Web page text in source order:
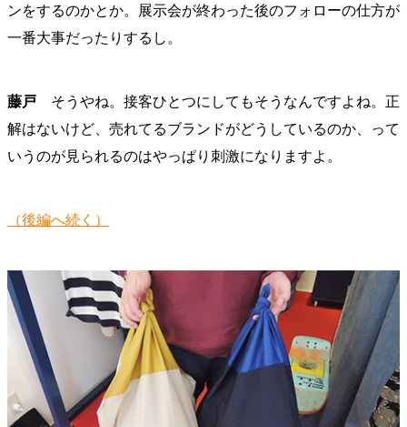
ンをするのかとか。展示会が終わった後のフォローの仕方が
一番大事だったりするし。
藤戸
そうやね。接客ひとつにしてもそうなんですよね。正
解はないけど、売れてるブランドがどうしているのか、って
いうのが見られるのはやっぱり刺激になりますよ。
（後編へ続く）